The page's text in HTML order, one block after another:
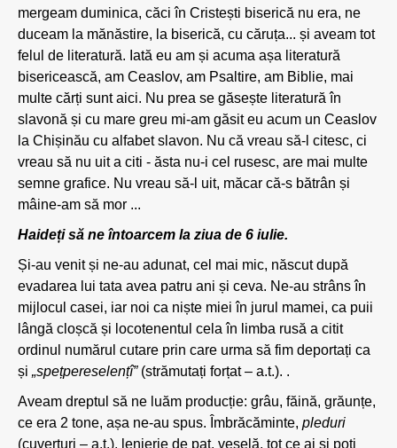
mergeam duminica, căci în Cristești biserică nu era, ne
duceam la mănăstire, la biserică, cu căruța... și aveam tot
felul de literatură. Iată eu am și acuma așa literatură
bisericească, am Ceaslov, am Psaltire, am Biblie, mai
multe cărți sunt aici. Nu prea se găsește literatură în
slavonă și cu mare greu mi-am găsit eu acum un Ceaslov
la Chișinău cu alfabet slavon. Nu că vreau să-l citesc, ci
vreau să nu uit a citi - ăsta nu-i cel rusesc, are mai multe
semne grafice. Nu vreau să-l uit, măcar că-s bătrân și
mâine-am să mor ...
Haideți să ne întoarcem la ziua de 6 iulie.
Și-au venit și ne-au adunat, cel mai mic, născut după
evadarea lui tata avea patru ani și ceva. Ne-au strâns în
mijlocul casei, iar noi ca niște miei în jurul mamei, ca puii
lângă cloșcă și locotenentul cela în limba rusă a citit
ordinul numărul cutare prin care urma să fim deportați ca
și „spețpereselențî” (strămutați forțat – a.t.). .
Aveam dreptul să ne luăm producție: grâu, făină, grăunțe,
ce era 2 tone, așa ne-au spus. Îmbrăcăminte, pleduri
(cuverturi – a.t.), lenjerie de pat, veselă, tot ce ai și poți